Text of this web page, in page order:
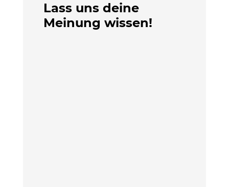
Lass uns deine
Meinung wissen!